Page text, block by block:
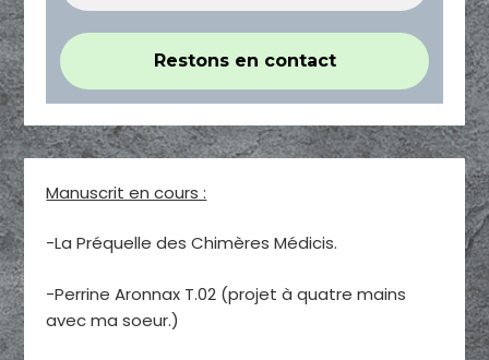
Manuscrit en cours :
-La Préquelle des Chimères Médicis.
-Perrine Aronnax T.02 (projet à quatre mains
avec ma soeur.)